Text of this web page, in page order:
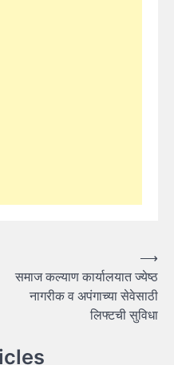
समाज कल्याण कार्यालयात ज्येष्ठ
नागरीक व अपंगाच्या सेवेसाठी
लिफ्टची सुविधा
⟶